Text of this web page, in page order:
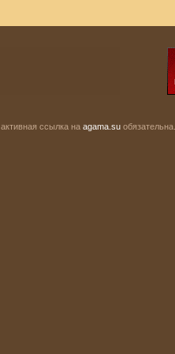
ссылка на agama.su обязательна.